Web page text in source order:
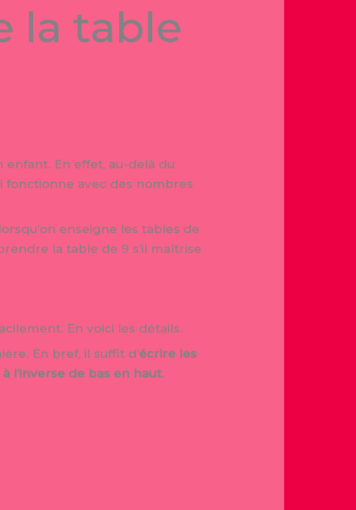
la table
enfant. En effet, au-delà du
avec des nombres
enseigne les tables de
la table de 9 s’il maîtrise
En voici les détails.
En bref, il suffit d’écrire les
l’inverse de bas en haut.